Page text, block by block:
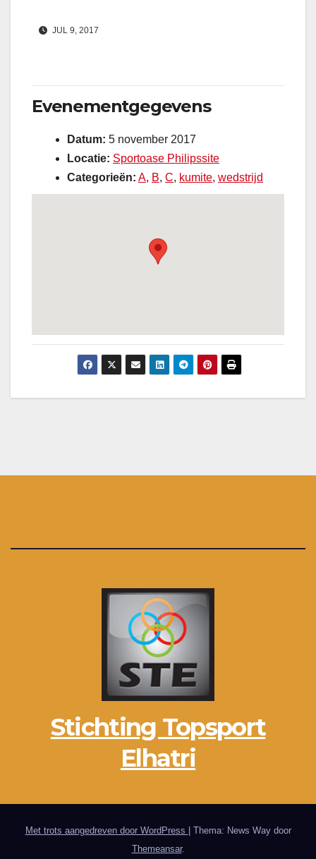
JUL 9, 2017
Evenementgegevens
Datum: 5 november 2017
Locatie: Sportoase Philipssite
Categorieën: A, B, C, kumite, wedstrijd
Stichting Topsport
Elhatri
Met trots aangedreven door WordPress
Thema: News Way door
Themeansar.